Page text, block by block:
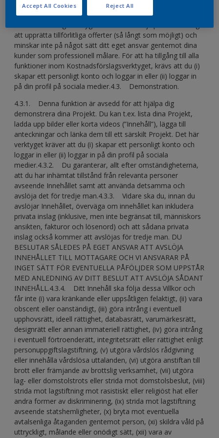
dina Projekt. Som professionell målare är det dock ditt
ansvar att lämna tillförlitliga offerter till dina kunder.
att upprätta tillförlitliga offerter (så långt som möjligt) och
minskar inte på något sätt ditt eget ansvar gentemot dina
kunder som professionell målare. För att ha tillgång till alla
funktioner inom Kostnadsförslagsverktyget, krävs att du (i)
skapar ett personligt konto och loggar in eller (ii) loggar in
på din profil på sociala medier.4.3. Demonstration.
4.3.1. Denna funktion är avsedd för att hjälpa dig
demonstrera dina Projekt. Du kan t.ex. lista dina Projekt,
ladda upp bilder eller korta videos (”Innehåll”), lägga till
anteckningar och länka dem till ett särskilt Projekt. Det här
verktyget kräver att du (i) skapar ett personligt konto och
loggar in eller (ii) loggar in på din profil på sociala
medier.4.3.2. Du garanterar, allt efter omständigheterna,
att du har inhämtat tillstånd från relevanta personer
avseende Innehållet samt att använda detsamma och
avslöja det för tredje man.4.3.3. Vidare ska du, innan du
avslöjar Innehållet, överväga om innehållet kan inkludera
privata inslag (inklusive, men inte begränsat till, människors
ansikten, fakturor och lösenord) och att sådana privata
inslag också kommer att avslöjas för tredje man. DU
BESLUTAR SÅLEDES PÅ EGET ANSVAR ATT AVSLÖJA
INNEHÅLLET TILL MOTTAGARE OCH VI ANSVARAR PÅ
INGET SÄTT FÖR EVENTUELLA PÅFÖLJDER SOM UPPSTÅR
MED ANLEDNING AV DITT BESLUT ATT AVSLÖJA SÅDANT
INNEHÅLL.4.3.4. Ditt Innehåll ska följa dessa Villkor och
får inte (i) vara kränkande eller uppsåtligen felaktigt, (ii) vara
obscent eller oanständigt, (iii) göra intrång i eventuell
upphovsrätt, ideell rättighet, databasrätt, varumärkesrätt,
designrätt eller annan immateriell rättighet, (iv) göra intrång
i eventuell förtroenderätt, integritetsrätt eller rättighet enligt
personuppgiftslagstiftning, (v) utgöra vårdslös rådgivning
eller innehålla vårdslösa uttalanden, (vi) utgöra anstiftan till
brott eller främjande av brottslig verksamhet, (vii) utgöra
lag- eller domstolstrots eller strida mot domstolsbeslut, (viii)
strida mot lagstiftning mot rasistiskt eller religiöst hat eller
andra former av diskriminering, (ix) strida mot lagstiftning
avseende statshemligheter, (x) bryta mot eventuella
avtalsenliga åtaganden gentemot person, (xi) skildra våld på
uttryckligt, målande eller onödigt sätt, (xii) vara av
Reject All
Accept All Cookies